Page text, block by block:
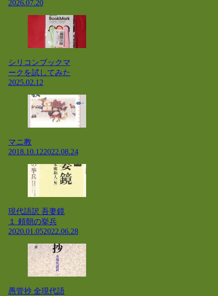
2026.07.20
シリコンブックマ
ークを試してみた
2025.02.12
マニ教
2018.10.122022.08.24
現代語訳 吾妻鏡
１ 頼朝の挙兵
2020.01.052022.06.28
愚管抄 全現代語